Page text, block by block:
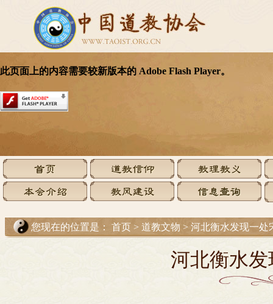
您现在的位置是： 首页 > 道教文物 > 河北衡水发现一处
河北衡水